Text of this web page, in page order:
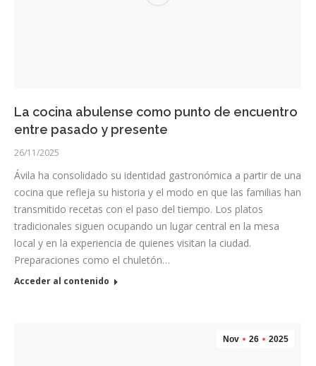
La cocina abulense como punto de encuentro
entre pasado y presente
26/11/2025
Ávila ha consolidado su identidad gastronómica a partir de una
cocina que refleja su historia y el modo en que las familias han
transmitido recetas con el paso del tiempo. Los platos
tradicionales siguen ocupando un lugar central en la mesa
local y en la experiencia de quienes visitan la ciudad.
Preparaciones como el chuletón…
Acceder al contenido
Nov 26 2025